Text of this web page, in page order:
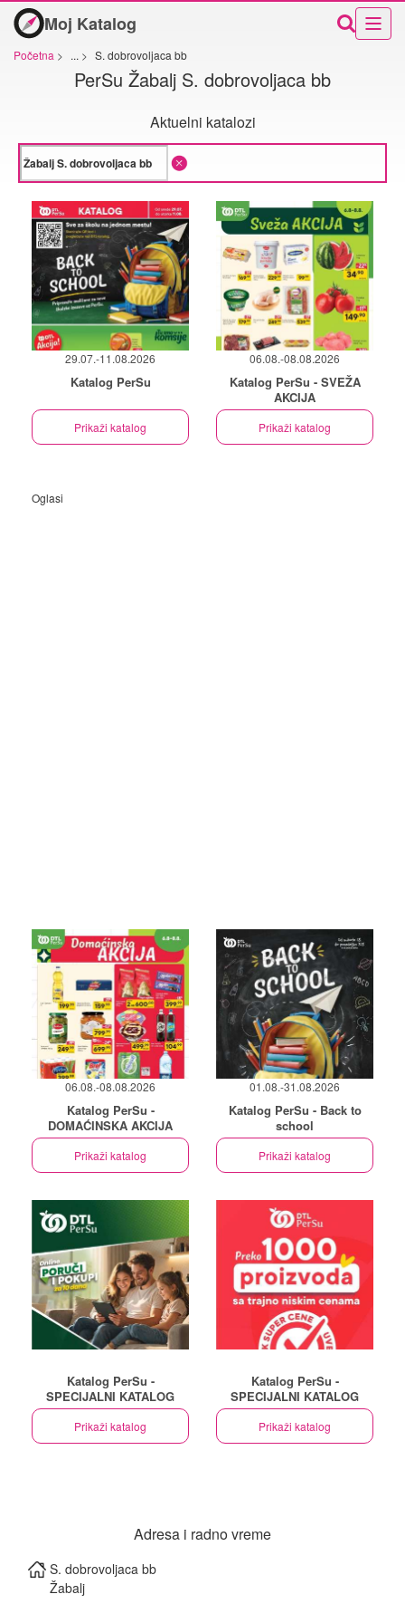
Moj Katalog
Početna > ... > S. dobrovoljaca bb
PerSu Žabalj S. dobrovoljaca bb
Aktuelni katalozi
29.07.-11.08.2026
Katalog PerSu
Prikaži katalog
06.08.-08.08.2026
Katalog PerSu - SVEŽA
AKCIJA
Prikaži katalog
Oglasi
06.08.-08.08.2026
Katalog PerSu -
DOMAĆINSKA AKCIJA
Prikaži katalog
01.08.-31.08.2026
Katalog PerSu - Back to
school
Prikaži katalog
Katalog PerSu -
SPECIJALNI KATALOG
Prikaži katalog
Katalog PerSu -
SPECIJALNI KATALOG
Prikaži katalog
Adresa i radno vreme
S. dobrovoljaca bb
Žabalj